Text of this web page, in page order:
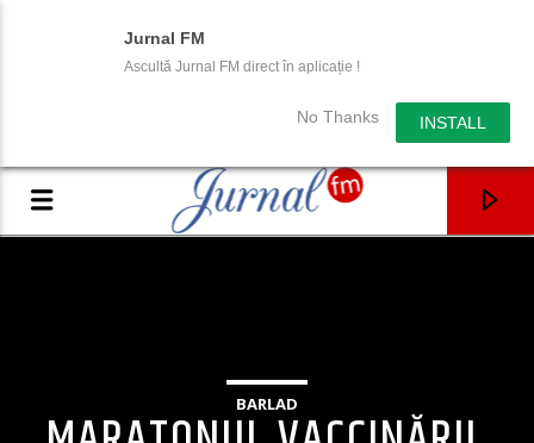
Jurnal FM
Ascultă Jurnal FM direct în aplicație !
No Thanks INSTALL
BARLAD